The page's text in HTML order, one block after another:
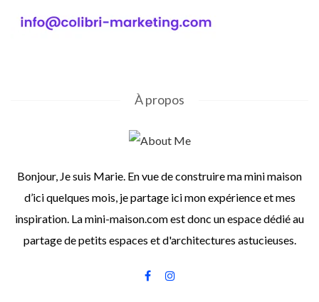
À propos
Bonjour, Je suis Marie. En vue de construire ma mini maison
d’ici quelques mois, je partage ici mon expérience et mes
inspiration. La mini-maison.com est donc un espace dédié au
partage de petits espaces et d'architectures astucieuses.